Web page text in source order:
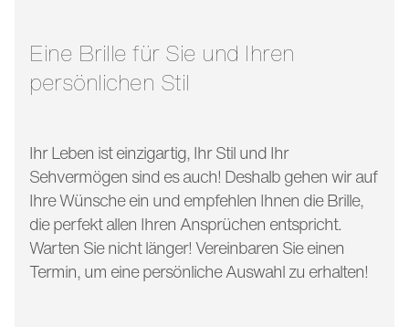
Eine Brille für Sie und Ihren
persönlichen Stil
Ihr Leben ist einzigartig, Ihr Stil und Ihr
Sehvermögen sind es auch! Deshalb gehen wir auf
Ihre Wünsche ein und empfehlen Ihnen die Brille,
die perfekt allen Ihren Ansprüchen entspricht.
Warten Sie nicht länger! Vereinbaren Sie einen
Termin, um eine persönliche Auswahl zu erhalten!